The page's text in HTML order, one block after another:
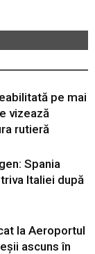
pe mai
vizează
rutieră
Spania
Italiei după
la Aeroportul
ascuns în